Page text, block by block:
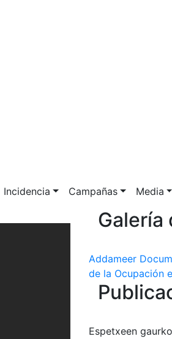
Incidencia Campañas Media
Galería
Addameer
de la Ocupación
Espetxeen